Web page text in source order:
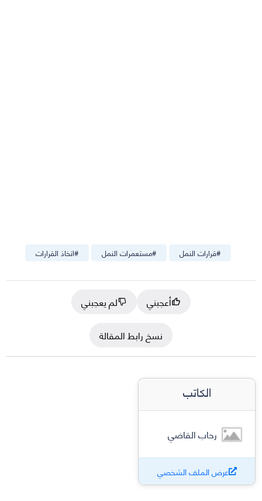
#اتخاذ القرارات #مستعمرات النمل #قرارات النمل
أعجبني
لم يعجبني
نسخ رابط المقالة
الكاتب
رحاب القاضي
عرض الملف الشخصي